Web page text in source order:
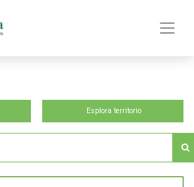
Esplora territorio